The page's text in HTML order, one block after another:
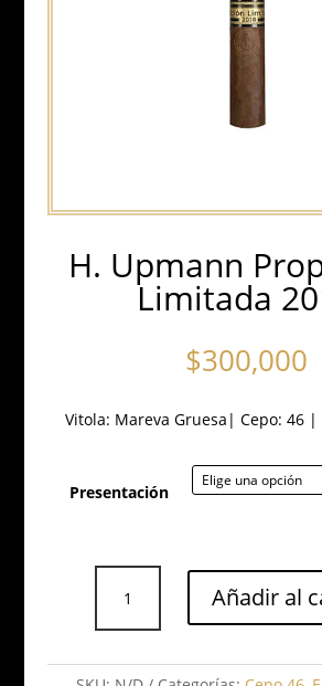
H. Upmann
Limitada
$300,000
Vitola: Mareva Gruesa | Cepo: 46|
Presentación
Upmann
Propios
Limitada
Añadir al